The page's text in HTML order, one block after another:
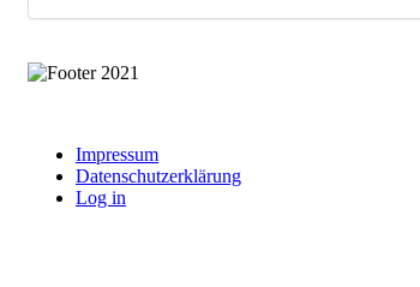
Impressum
Datenschutzerklärung
Log in